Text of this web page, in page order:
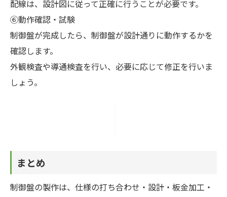
配線は、設計図に従って正確に行うことが必要です。
⑥動作確認・試験
制御盤が完成したら、制御盤が設計通りに動作するかを
確認します。
外観検査や導通検査を行い、必要に応じて修正を行いま
しょう。
まとめ
制御盤の製作は、仕様の打ち合わせ・設計・板金加工・